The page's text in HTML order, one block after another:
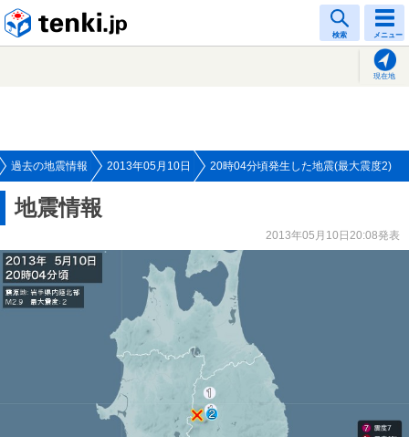
検索 メニュー
現在地
過去の地震情報 2013年05月10日 20時04分頃発生した地震(最大震度2)
地震情報
2013年05月10日20:08発表